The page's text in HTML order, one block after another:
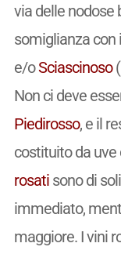
via delle nodose
somiglianza con
e/oSciascinoso
Non ci deve
Piedirosso, e il
costituito da uve
rosatisono di
immediato,
maggiore. I vini